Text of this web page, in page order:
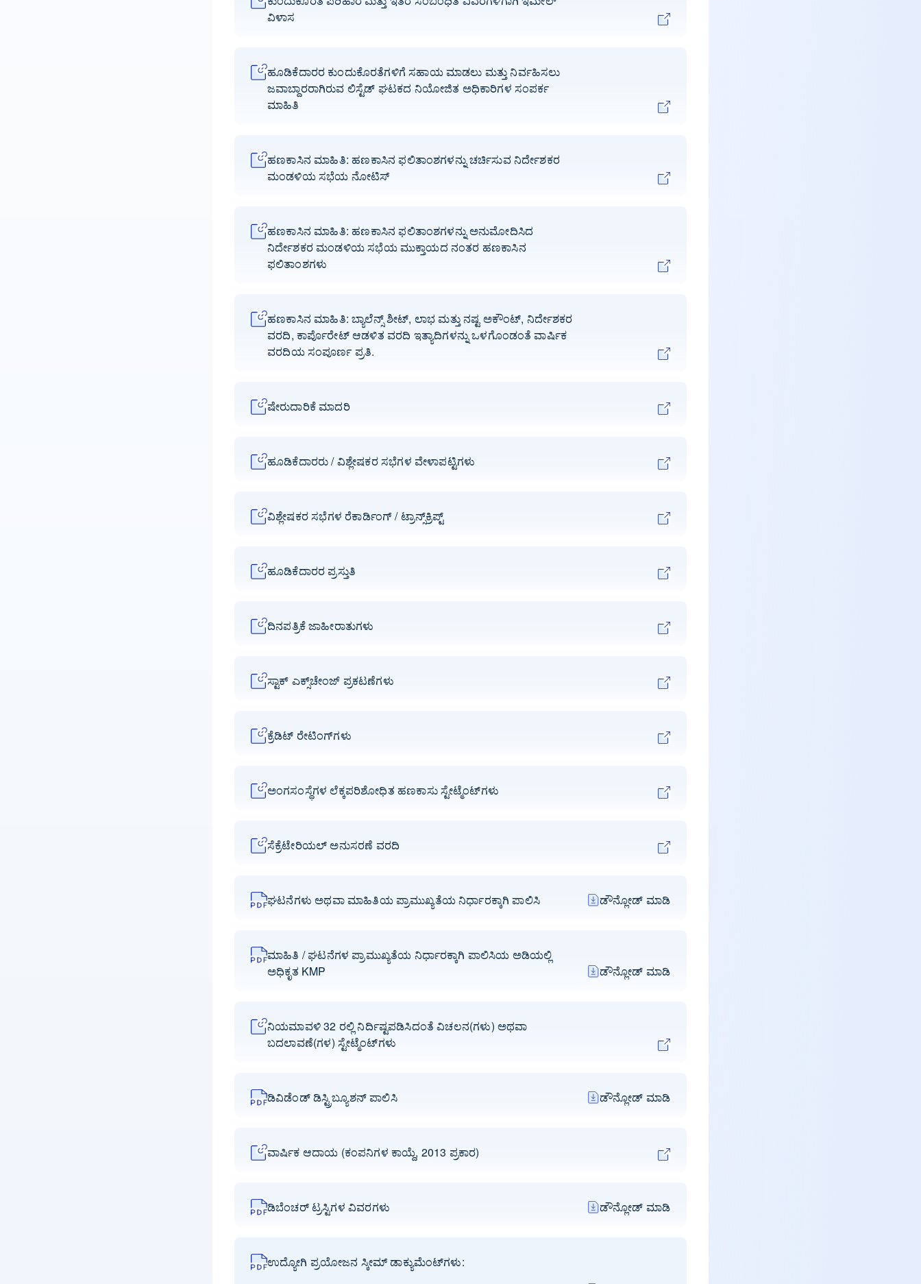
ವಿಳಾಸ
ಹೂಡಿಕೆದಾರರ ಕುಂದುಕೊರತೆಗಳಿಗೆ ಸಹಾಯ ಮಾಡಲು ಮತ್ತು ನಿರ್ವಹಿಸಲು
ಜವಾಬ್ದಾರರಾಗಿರುವ ಲಿಸ್ಟೆಡ್ ಘಟಕದ ನಿಯೋಜಿತ ಅಧಿಕಾರಿಗಳ ಸಂಪರ್ಕ
ಮಾಹಿತಿ
ಹಣಕಾಸಿನ ಮಾಹಿತಿ: ಹಣಕಾಸಿನ ಫಲಿತಾಂಶಗಳನ್ನು ಚರ್ಚಿಸುವ ನಿರ್ದೇಶಕರ
ಮಂಡಳಿಯ ಸಭೆಯ ನೋಟಿಸ್
ಹಣಕಾಸಿನ ಮಾಹಿತಿ: ಹಣಕಾಸಿನ ಫಲಿತಾಂಶಗಳನ್ನು ಅನುಮೋದಿಸಿದ
ನಿರ್ದೇಶಕರ ಮಂಡಳಿಯ ಸಭೆಯ ಮುಕ್ತಾಯದ ನಂತರ ಹಣಕಾಸಿನ
ಫಲಿತಾಂಶಗಳು
ಹಣಕಾಸಿನ ಮಾಹಿತಿ: ಬ್ಯಾಲೆನ್ಸ್ ಶೀಟ್, ಲಾಭ ಮತ್ತು ನಷ್ಟ ಅಕೌಂಟ್, ನಿರ್ದೇಶಕರ
ವರದಿ, ಕಾರ್ಪೊರೇಟ್ ಆಡಳಿತ ವರದಿ ಇತ್ಯಾದಿಗಳನ್ನು ಒಳಗೊಂಡಂತೆ ವಾರ್ಷಿಕ
ವರದಿಯ ಸಂಪೂರ್ಣ ಪ್ರತಿ.
ಷೇರುದಾರಿಕೆ ಮಾದರಿ
ಹೂಡಿಕೆದಾರರು / ವಿಶ್ಲೇಷಕರ ಸಭೆಗಳ ವೇಳಾಪಟ್ಟಿಗಳು
ವಿಶ್ಲೇಷಕರ ಸಭೆಗಳ ರೆಕಾರ್ಡಿಂಗ್ / ಟ್ರಾನ್ಸ್‌ಕ್ರಿಪ್ಟ್
ಹೂಡಿಕೆದಾರರ ಪ್ರಸ್ತುತಿ
ದಿನಪತ್ರಿಕೆ ಜಾಹೀರಾತುಗಳು
ಸ್ಟಾಕ್ ಎಕ್ಸ್‌ಚೇಂಜ್ ಪ್ರಕಟಣೆಗಳು
ಕ್ರೆಡಿಟ್ ರೇಟಿಂಗ್‌ಗಳು
ಅಂಗಸಂಸ್ಥೆಗಳ ಲೆಕ್ಕಪರಿಶೋಧಿತ ಹಣಕಾಸು ಸ್ಟೇಟ್ಮೆಂಟ್‌ಗಳು
ಸೆಕ್ರೆಟೇರಿಯಲ್ ಅನುಸರಣೆ ವರದಿ
ಘಟನೆಗಳು ಅಥವಾ ಮಾಹಿತಿಯ ಪ್ರಾಮುಖ್ಯತೆಯ ನಿರ್ಧಾರಕ್ಕಾಗಿ ಪಾಲಿಸಿ ಡೌನ್ಲೋಡ್ ಮಾಡಿ
ಮಾಹಿತಿ / ಘಟನೆಗಳ ಪ್ರಾಮುಖ್ಯತೆಯ ನಿರ್ಧಾರಕ್ಕಾಗಿ ಪಾಲಿಸಿಯ ಅಡಿಯಲ್ಲಿ
ಅಧಿಕೃತ KMP
ಡೌನ್ಲೋಡ್ ಮಾಡಿ
ನಿಯಮಾವಳಿ 32 ರಲ್ಲಿ ನಿರ್ದಿಷ್ಟಪಡಿಸಿದಂತೆ ವಿಚಲನ(ಗಳು) ಅಥವಾ
ಬದಲಾವಣೆ(ಗಳ) ಸ್ಟೇಟ್ಮೆಂಟ್‌ಗಳು
ಡಿವಿಡೆಂಡ್ ಡಿಸ್ಟ್ರಿಬ್ಯೂಶನ್ ಪಾಲಿಸಿ ಡೌನ್ಲೋಡ್ ಮಾಡಿ
ವಾರ್ಷಿಕ ಆದಾಯ (ಕಂಪನಿಗಳ ಕಾಯ್ದೆ, 2013 ಪ್ರಕಾರ)
ಡಿಬೆಂಚರ್ ಟ್ರಸ್ಟಿಗಳ ವಿವರಗಳು ಡೌನ್ಲೋಡ್ ಮಾಡಿ
ಉದ್ಯೋಗಿ ಪ್ರಯೋಜನ ಸ್ಕೀಮ್ ಡಾಕ್ಯುಮೆಂಟ್‌ಗಳು: